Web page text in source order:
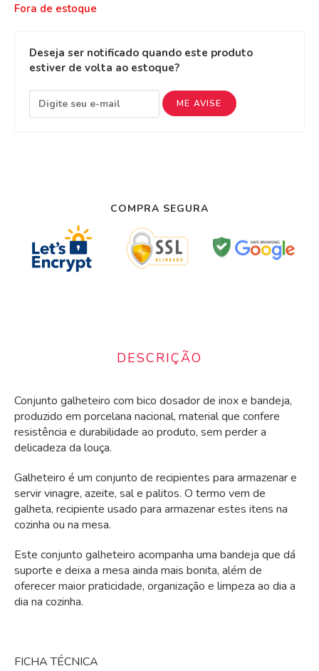
Fora de estoque
Deseja ser notificado quando este produto
estiver de volta ao estoque?
ME AVISE
COMPRA SEGURA
DESCRIÇÃO
Conjunto galheteiro com bico dosador de inox e bandeja,
produzido em porcelana nacional, material que confere
resistência e durabilidade ao produto, sem perder a
delicadeza da louça.
Galheteiro é um conjunto de recipientes para armazenar e
servir vinagre, azeite, sal e palitos. O termo vem de
galheta, recipiente usado para armazenar estes itens na
cozinha ou na mesa.
Este conjunto galheteiro acompanha uma bandeja que dá
suporte e deixa a mesa ainda mais bonita, além de
oferecer maior praticidade, organização e limpeza ao dia a
dia na cozinha.
FICHA TÉCNICA